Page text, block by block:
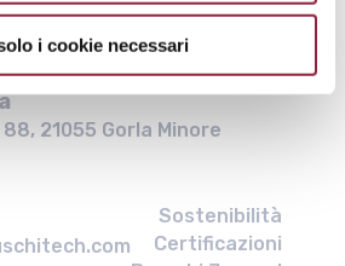
i cookie necessari
Milwaukee, WI – 53224
21055 Gorla Minore
Sostenibilità
Certificazioni